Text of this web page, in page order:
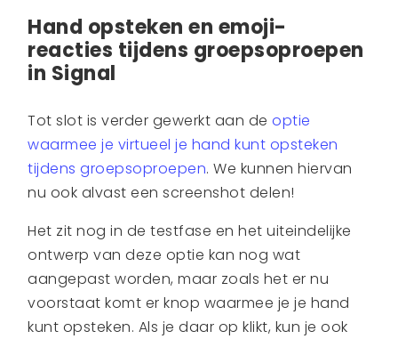
Hand opsteken en emoji-
reacties tijdens groepsoproepen
in Signal
Tot slot is verder gewerkt aan deoptie
waarmee je virtueel je hand kunt opsteken
tijdens groepsoproepen. We kunnen hiervan
nu ook alvast een screenshot delen!
Het zit nog in de testfase en het uiteindelijke
ontwerp van deze optie kan nog wat
aangepast worden, maar zoals het er nu
voorstaat komt er knop waarmee je je hand
kunt opsteken. Als je daar op klikt, kun je ook